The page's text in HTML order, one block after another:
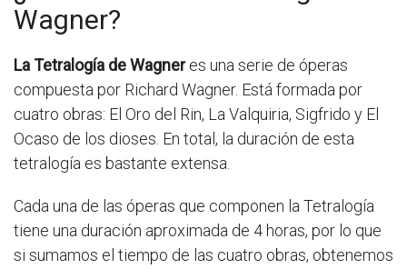
Wagner?
La Tetralogía de Wagneres una serie de óperas
compuesta por Richard Wagner. Está formada por
cuatro obras: El Oro del Rin, La Valquiria, Sigfrido y El
Ocaso de los dioses. En total, la duración de esta
tetralogía es bastante extensa.
Cada una de las óperas que componen la Tetralogía
tiene una duración aproximada de 4 horas, por lo que
si sumamos el tiempo de las cuatro obras, obtenemos